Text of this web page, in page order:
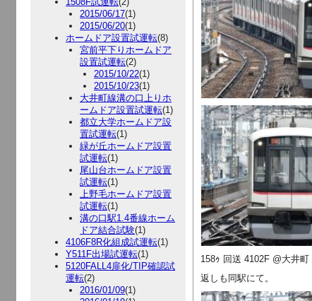
2015/06/17(1)
2015/06/20(1)
ホームドア設置試運転(8)
宮前平下りホームドア
設置試運転(2)
2015/10/22(1)
2015/10/23(1)
大井町線溝の口上りホ
ームドア設置試運転(1)
都立大学ホームドア設
置試運転(1)
緑が丘ホームドア設置
試運転(1)
尾山台ホームドア設置
試運転(1)
上野毛ホームドア設置
試運転(1)
溝の口駅1.4番線ホーム
ドア結合試験(1)
4106F8R化組成試運転(1)
Y511F出場試運転(1)
5120FALL4扉化/TIP確認試
運転(2)
2016/01/09(1)
158ｩ 回送 4102F @大井町
返しも同駅にて。